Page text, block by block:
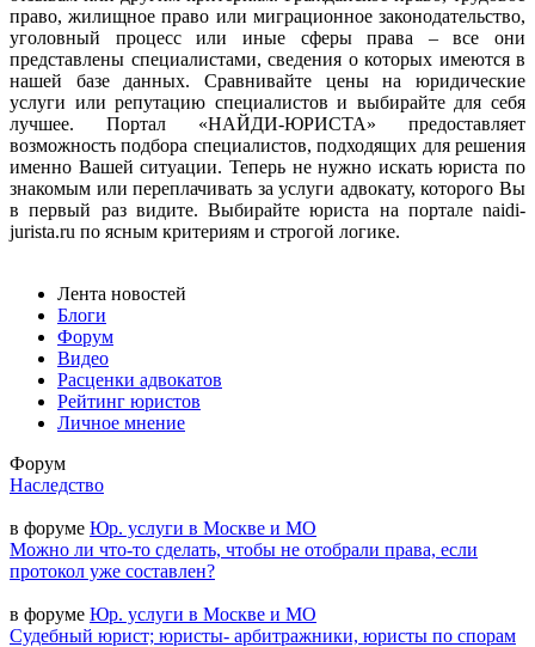
право, жилищное право или миграционное законодательство,
уголовный процесс или иные сферы права – все они
представлены специалистами, сведения о которых имеются в
нашей базе данных. Сравнивайте цены на юридические
услуги или репутацию специалистов и выбирайте для себя
лучшее. Портал «НАЙДИ-ЮРИСТА» предоставляет
возможность подбора специалистов, подходящих для решения
именно Вашей ситуации. Теперь не нужно искать юриста по
знакомым или переплачивать за услуги адвокату, которого Вы
в первый раз видите. Выбирайте юриста на портале naidi-
jurista.ru по ясным критериям и строгой логике.
Лента новостей
Блоги
Форум
Видео
Расценки адвокатов
Рейтинг юристов
Личное мнение
Форум
Наследство
в форуме Юр. услуги в Москве и МО
Можно ли что-то сделать, чтобы не отобрали права, если
протокол уже составлен?
в форуме Юр. услуги в Москве и МО
Судебный юрист; юристы- арбитражники, юристы по спорам